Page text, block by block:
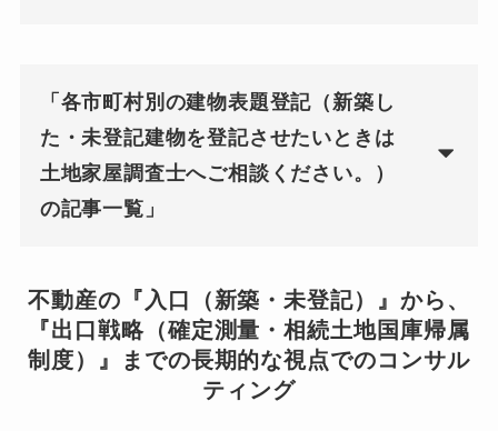
「各市町村別の建物表題登記（新築し
た・未登記建物を登記させたいときは
土地家屋調査士へご相談ください。）
の記事一覧」
不動産の『入口（新築・未登記）』から、
『出口戦略（確定測量・相続土地国庫帰属
制度）』までの長期的な視点でのコンサル
ティング